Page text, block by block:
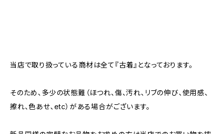
当店で取り扱っている商材は全て『古着』となっております。
そのため、多少の状態難（ほつれ、傷、汚れ、リブの伸び、使用感、
擦れ、色あせ、etc）がある場合がございます。